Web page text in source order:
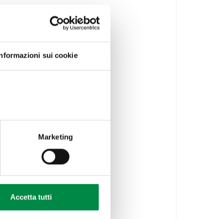
sui cookie
Marketing
Accetta tutti